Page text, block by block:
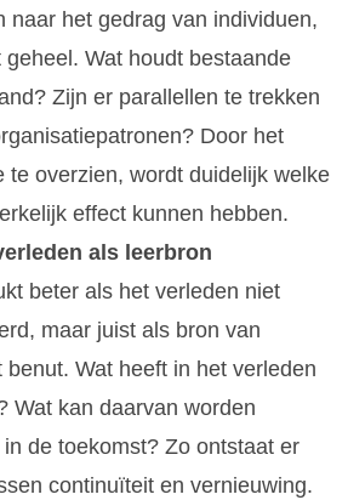
naar het gedrag van individuen,
geheel. Wat houdt bestaande
Zijn er parallellen te trekken
Door het
te overzien, wordt duidelijk welke
effect kunnen hebben.
als leerbron
beter als het verleden niet
maar juist als bron van
benut. Wat heeft in het verleden
Wat kan daarvan worden
de toekomst? Zo ontstaat er
continuïteit en vernieuwing.